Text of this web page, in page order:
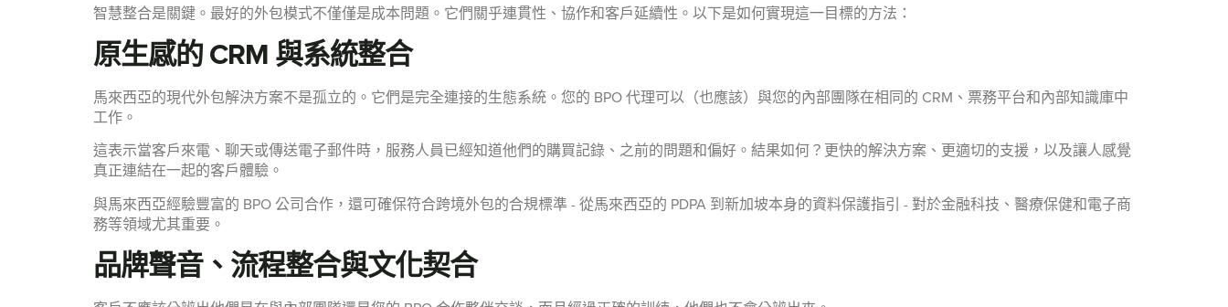
智慧整合是關鍵。最好的外包模式不僅僅是成本問題。它們關乎連貫性、協作和客戶延續性。以下是如何實現這一目標的方法：
原生感的 CRM 與系統整合
馬來西亞的現代外包解決方案不是孤立的。它們是完全連接的生態系統。您的 BPO 代理可以（也應該）與您的內部團隊在相同的 CRM、票務平台和內部知識庫中
工作。
這表示當客戶來電、聊天或傳送電子郵件時，服務人員已經知道他們的購買記錄、之前的問題和偏好。結果如何？更快的解決方案、更適切的支援，以及讓人感覺
真正連結在一起的客戶體驗。
與馬來西亞經驗豐富的 BPO 公司合作，還可確保符合跨境外包的合規標準 - 從馬來西亞的 PDPA 到新加坡本身的資料保護指引 - 對於金融科技、醫療保健和電子商
務等領域尤其重要。
品牌聲音、流程整合與文化契合